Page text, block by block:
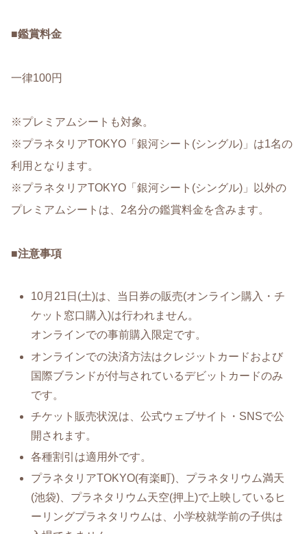
■鑑賞料金
一律100円
※プレミアムシートも対象。
※プラネタリアTOKYO「銀河シート(シングル)」は1名の
利用となります。
※プラネタリアTOKYO「銀河シート(シングル)」以外の
プレミアムシートは、2名分の鑑賞料金を含みます。
■注意事項
10月21日(土)は、当日券の販売(オンライン購入・チ
ケット窓口購入)は行われません。
オンラインでの事前購入限定です。
オンラインでの決済方法はクレジットカードおよび
国際ブランドが付与されているデビットカードのみ
です。
チケット販売状況は、公式ウェブサイト・SNSで公
開されます。
各種割引は適用外です。
プラネタリアTOKYO(有楽町)、プラネタリウム満天
(池袋)、プラネタリウム天空(押上)で上映しているヒ
ーリングプラネタリウムは、小学校就学前の子供は